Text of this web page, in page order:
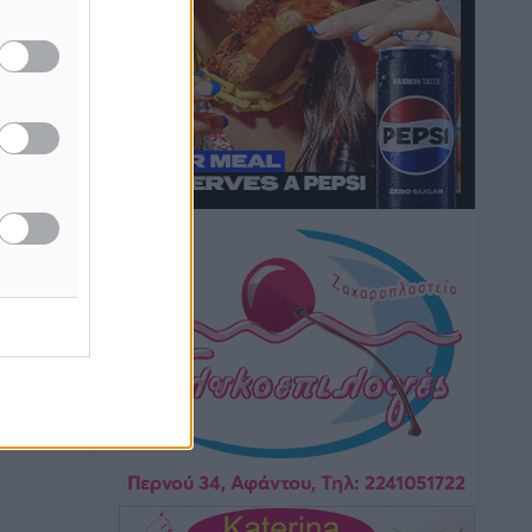
Hotels – Χατζηλαζάρου – Προχωρά
καινούργιο ξενοδοχείο στην Κω
Τοπικές Ειδήσεις• πριν 10 ώρες
Αυτοκίνητο μπήκε παράνομα σε
μονόδρομο στο Μαστιχάρι –
Αναποδογύρισε όχημα με μητέρα και
πριν 10 ώρες
“Η Ευρώπη αντιμετώπιζε το
προσφυγικό σαν ταινία τρόμου” – Η
συγκλονιστική μαρτυρία της Χαρούλας
Γιασιράνη στον RV για τα γεγονότα που
οδήγησαν στο Σύμφωνο της Λέρου
Τοπικές Ειδήσεις• πριν 10 ώρες
Συναυλία με τον Γιάννη Κότσιρα στις